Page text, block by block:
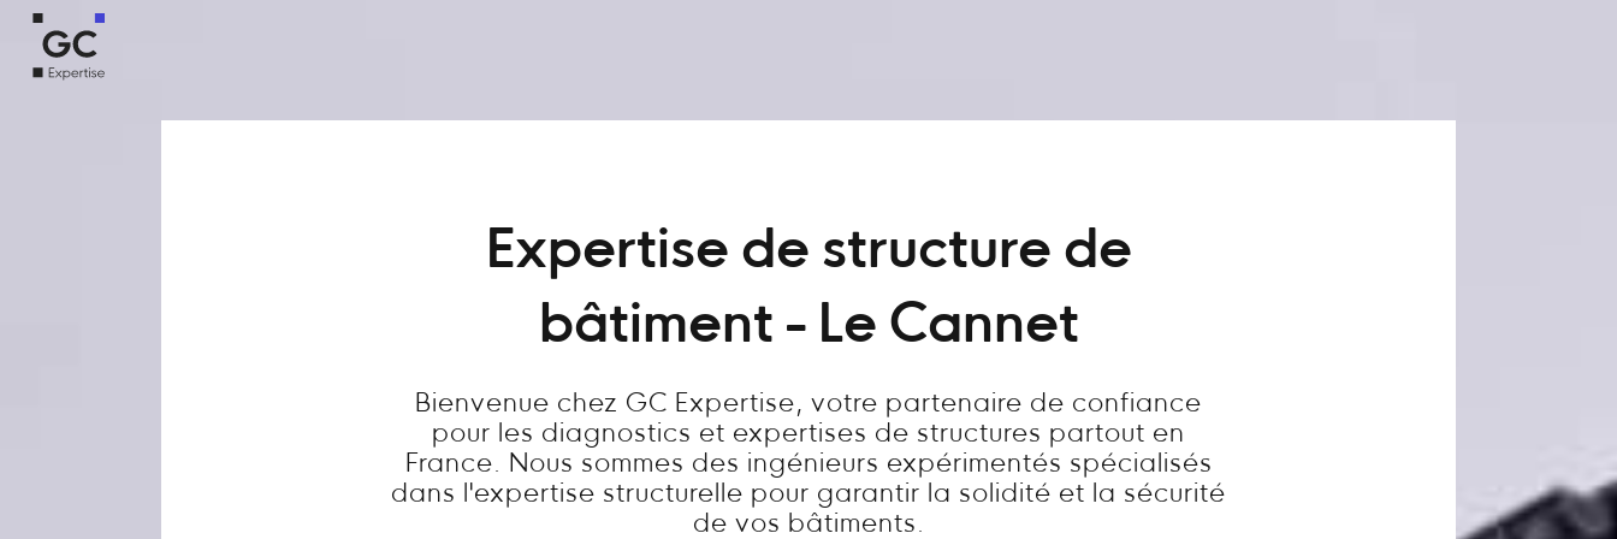
Expertise de structure de
bâtiment - Le Cannet
Bienvenue chez GC Expertise, votre partenaire de confiance
pour les diagnostics et expertises de structures partout en
France. Nous sommes des ingénieurs expérimentés spécialisés
dans l'expertise structurelle pour garantir la solidité et la sécurité
de vos bâtiments.